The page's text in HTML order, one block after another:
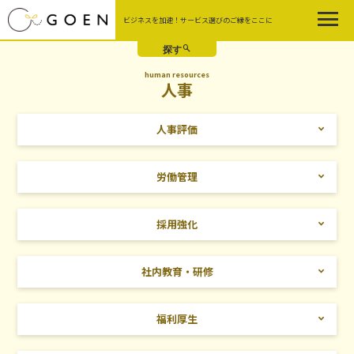
Skip
to
the
ビジネスを加速！サービス選びのご縁をここに
human resources
人事
人事評価
労働管理
採用強化
社内教育・研修
福利厚生